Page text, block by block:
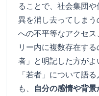
ることで、社会集団
異を消し去ってしま
への不平等なアクセ
リー内に複数存在す
者」と明記した方がよ
「若者」について語
も、 自分の感情や背